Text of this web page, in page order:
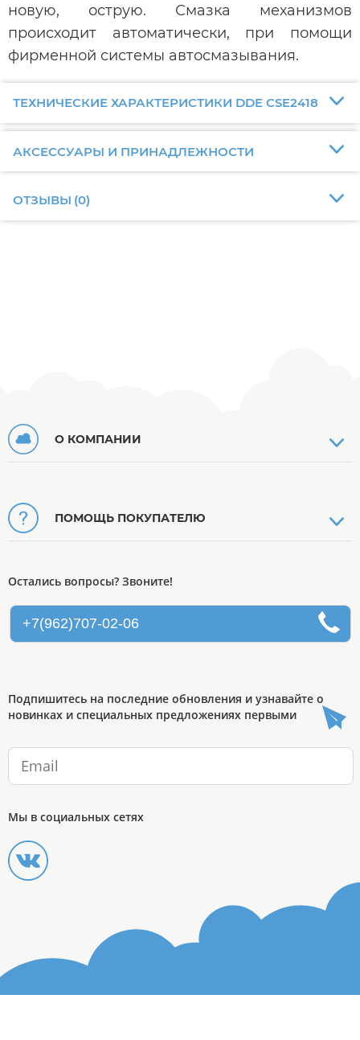
новую, острую. Смазка механизмов
происходит автоматически, при помощи
фирменной системы автосмазывания.
ТЕХНИЧЕСКИЕ ХАРАКТЕРИСТИКИ DDE CSE2418
АКСЕССУАРЫ И ПРИНАДЛЕЖНОСТИ
ОТЗЫВЫ (0)
О КОМПАНИИ
ПОМОЩЬ ПОКУПАТЕЛЮ
Остались вопросы? Звоните!
+7(962)707-02-06
Подпишитесь на последние обновления и узнавайте о
новинках и специальных предложениях первыми
Мы в социальных сетях